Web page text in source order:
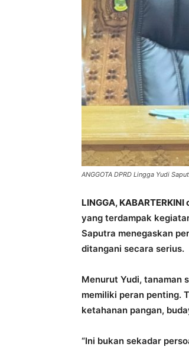
ANGGOTA DPRD Lingga Yudi
LINGGA, KABARTERKINI
yang terdampak
Saputra menegaskan
ditangani secara serius.
Menurut Yudi, tanaman
memiliki peran penting.
ketahanan pangan,
“Ini bukan sekadar